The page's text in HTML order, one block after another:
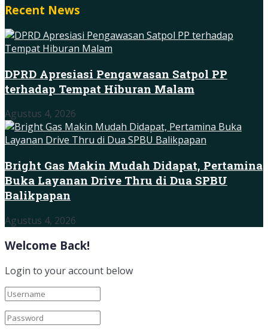
Recent News
DPRD Apresiasi Pengawasan Satpol PP
terhadap Tempat Hiburan Malam
Agustus 4, 2026
Bright Gas Makin Mudah Didapat, Pertamina
Buka Layanan Drive Thru di Dua SPBU
Balikpapan
Agustus 4, 2026
Welcome Back!
Login to your account below